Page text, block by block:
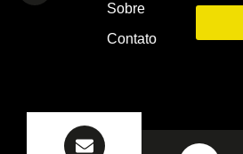
Sobre
Contato